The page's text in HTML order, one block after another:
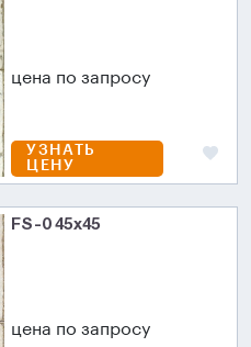
цена по запросу
УЗНАТЬ
ЦЕНУ
FS-0 45x45
цена по запросу